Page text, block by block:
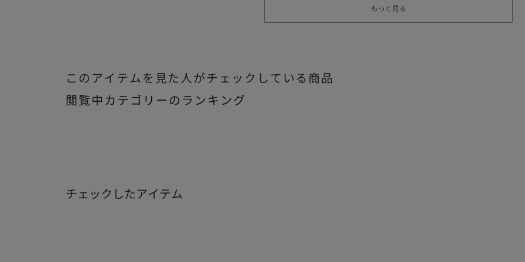
もっと見る
このアイテムを見た人がチェックしている商品
閲覧中カテゴリーのランキング
チェックしたアイテム